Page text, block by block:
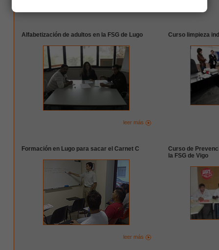
Alfabetización de adultos en la FSG de Lugo
leer más
Curso limpieza
Formación en Lugo para sacar el Carnet C
leer más
Curso de
la FSG de Vigo